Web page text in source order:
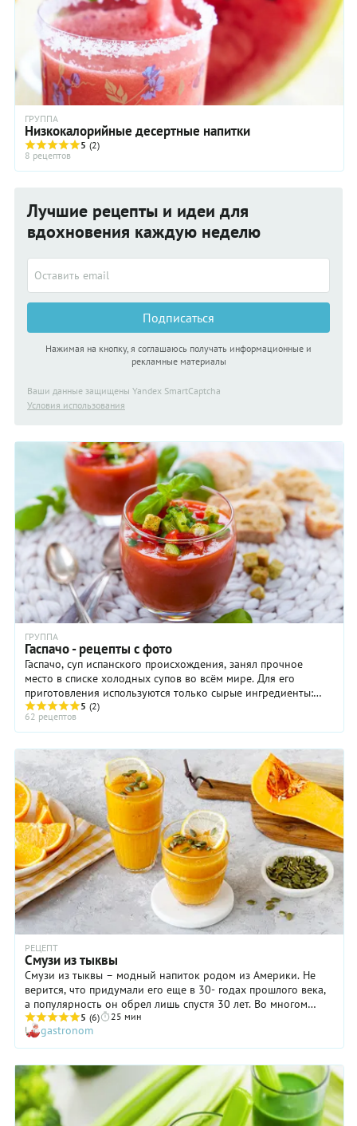
ГРУППА
Низкокалорийные десертные напитки
5 (2)
8 рецептов
Лучшие рецепты и идеи для
вдохновения каждую неделю
Подписаться
Нажимая на кнопку, я соглашаюсь получать информационные и
рекламные материалы
Ваши данные защищены Yandex SmartCaptcha
Условия использования
ГРУППА
Гаспачо - рецепты с фото
Гаспачо, суп испанского происхождения, занял прочное
место в списке холодных супов во всём мире. Для его
приготовления используются только сырые ингредиенты:
черешковый сельдерей, огурец, чеснок, ...
5 (2)
62 рецептов
РЕЦЕПТ
Смузи из тыквы
Смузи из тыквы – модный напиток родом из Америки. Не
верится, что придумали его еще в 30- годах прошлого века,
а популярность он обрел лишь спустя 30 лет. Во многом
этому способствовало изобретение специализированных
машин, а также мода на здоровый образ жизни. Со
временем питательный напиток покорил и Европу. С чем
только не смешивают смузи: ягоды, фрукты и овощи с
молоком и его производными, добавляя крупы, орехи и
семена. Мы предлагаем вам приготовить напиток из тыквы с
хурмой. Полезный овощ подарит смузи яркий цвет и массу
витаминов.
5 (6) 25 мин
gastronom